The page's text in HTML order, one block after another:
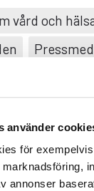
använder
för
annonser
vård och
Vården
Astma